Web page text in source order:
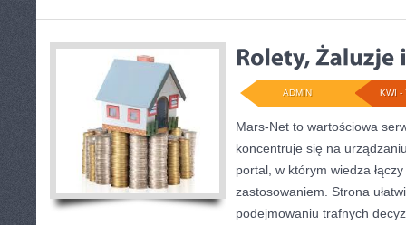
KWI -
ADMIN
Mars-Net to wartościowa
koncentruje się na
portal, w którym wiedza
zastosowaniem. Strona
podejmowaniu trafnych